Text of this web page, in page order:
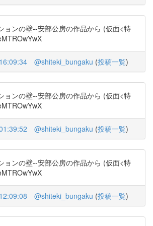
ョンの壁--安部公房の作品から (仮面<特
@shiteki_bungaku (投稿一覧)
ョンの壁--安部公房の作品から (仮面<特
@shiteki_bungaku (投稿一覧)
ョンの壁--安部公房の作品から (仮面<特
@shiteki_bungaku (投稿一覧)